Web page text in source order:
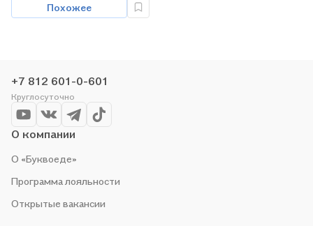
Похожее
+7 812 601-0-601
Круглосуточно
О компании
О «Буквоеде»
Программа лояльности
Открытые вакансии